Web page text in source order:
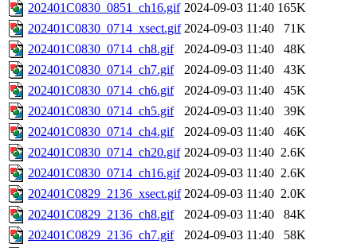
202401C0830_0851_ch16.gif 2024-09-03 11:40 165K
202401C0830_0714_xsect.gif 2024-09-03 11:40
71K
202401C0830_0714_ch8.gif
2024-09-03 11:40
48K
202401C0830_0714_ch7.gif
2024-09-03 11:40
43K
202401C0830_0714_ch6.gif
2024-09-03 11:40
45K
202401C0830_0714_ch5.gif
2024-09-03 11:40
39K
202401C0830_0714_ch4.gif
2024-09-03 11:40
46K
202401C0830_0714_ch20.gif 2024-09-03 11:40 2.6K
202401C0830_0714_ch16.gif 2024-09-03 11:40 2.6K
202401C0829_2136_xsect.gif 2024-09-03 11:40 2.0K
202401C0829_2136_ch8.gif
2024-09-03 11:40
84K
202401C0829_2136_ch7.gif
2024-09-03 11:40
58K